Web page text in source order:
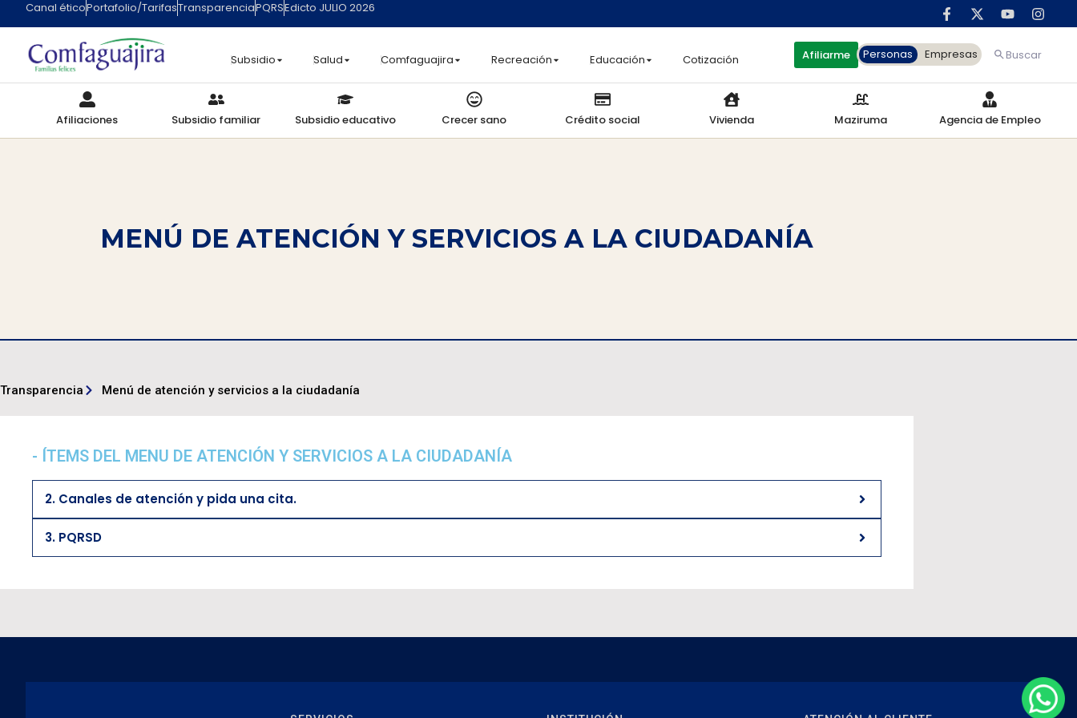
Canal éticoPortafolio/TarifasTransparenciaPQRSEdicto JULIO 2026
Subsidio Salud Comfaguajira Recreación Educación Cotización Afiliarme Personas Empresas Buscar
Afiliaciones Subsidio familiar Subsidio educativo Crecer sano Crédito social Vivienda Maziruma Agencia de Empleo
MENÚ DE ATENCIÓN Y SERVICIOS A LA CIUDADANÍA
Transparencia Menú de atención y servicios a la ciudadanía
- ÍTEMS DEL MENU DE ATENCIÓN Y SERVICIOS A LA CIUDADANÍA
2. Canales de atención y pida una cita.
3. PQRSD